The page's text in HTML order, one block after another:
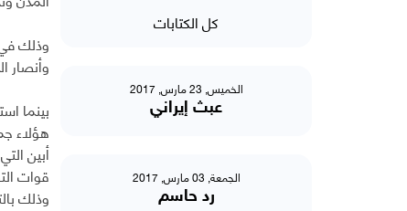
كل الكتابات
الخميس, 23 مارس, 2017
عبث إيراني
الجمعة, 03 مارس, 2017
رد حاسم
وذلك
وأنصار
بينما
هؤلاء
أبين
قوات
وذلك